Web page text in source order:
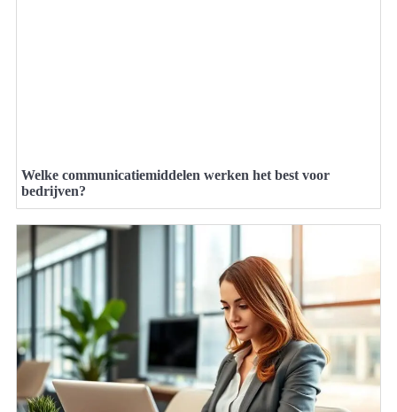
Welke communicatiemiddelen werken het best voor
bedrijven?